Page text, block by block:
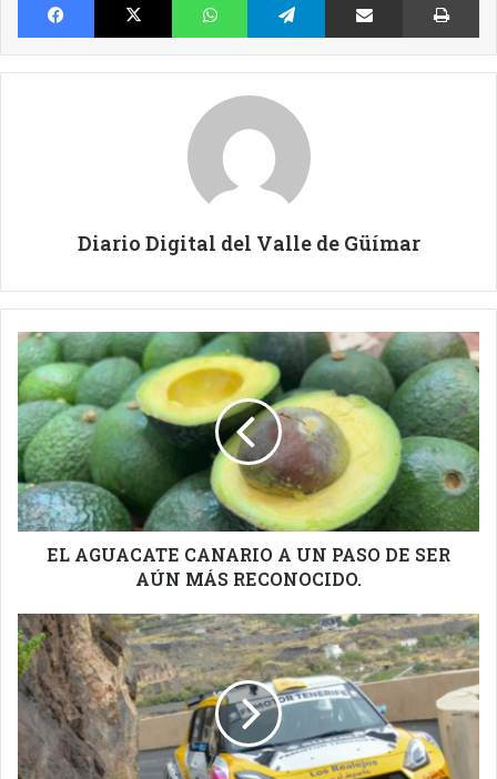
Diario Digital del Valle de Güímar
EL
AGUACATE
CANARIO
A
UN
PASO
DE
SER
AÚN
EL AGUACATE CANARIO A UN PASO DE SER
AÚN MÁS RECONOCIDO.
LA
COPA
DE
ESPAÑA
MONTAÑA,
LLEGA